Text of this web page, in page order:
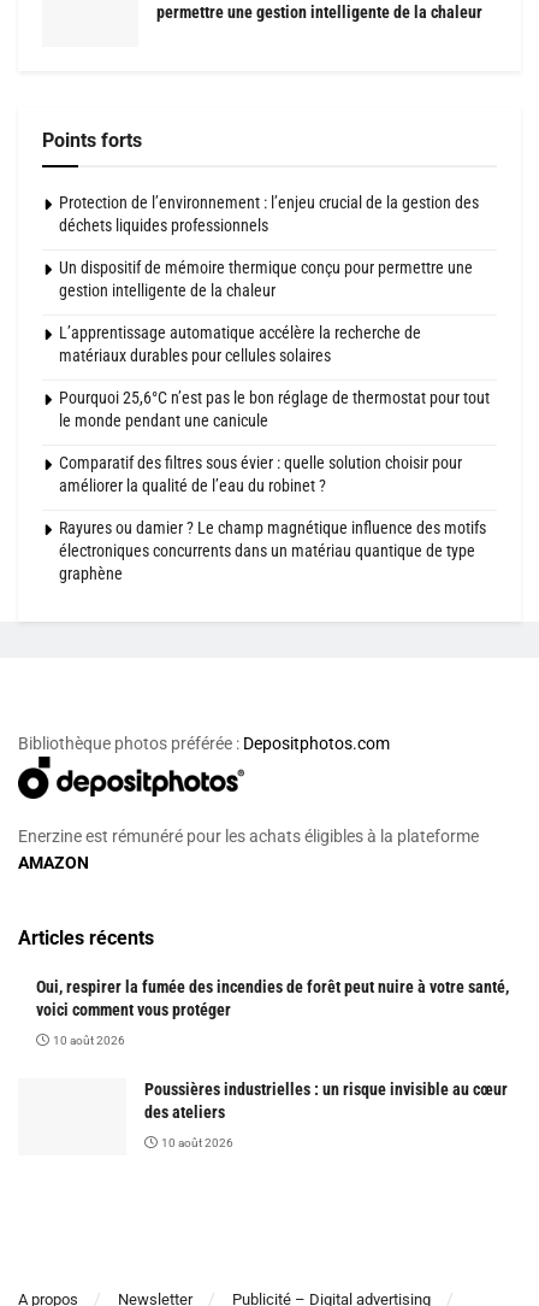
permettre une gestion intelligente de la chaleur
Points forts
Protection de l’environnement : l’enjeu crucial de la gestion des
déchets liquides professionnels
Un dispositif de mémoire thermique conçu pour permettre une
gestion intelligente de la chaleur
L’apprentissage automatique accélère la recherche de
matériaux durables pour cellules solaires
Pourquoi 25,6°C n’est pas le bon réglage de thermostat pour tout
le monde pendant une canicule
Comparatif des filtres sous évier : quelle solution choisir pour
améliorer la qualité de l’eau du robinet ?
Rayures ou damier ? Le champ magnétique influence des motifs
électroniques concurrents dans un matériau quantique de type
graphène
Bibliothèque photos préférée : Depositphotos.com
Enerzine est rémunéré pour les achats éligibles à la plateforme
AMAZON
Articles récents
Oui, respirer la fumée des incendies de forêt peut nuire à votre santé,
voici comment vous protéger
10 août 2026
Poussières industrielles : un risque invisible au cœur
des ateliers
10 août 2026
A propos Newsletter Publicité – Digital advertising